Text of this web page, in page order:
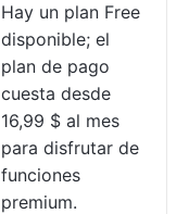
Hay un plan Free
disponible; el
plan de pago
cuesta desde
16,99 $ al mes
para disfrutar de
funciones
premium.